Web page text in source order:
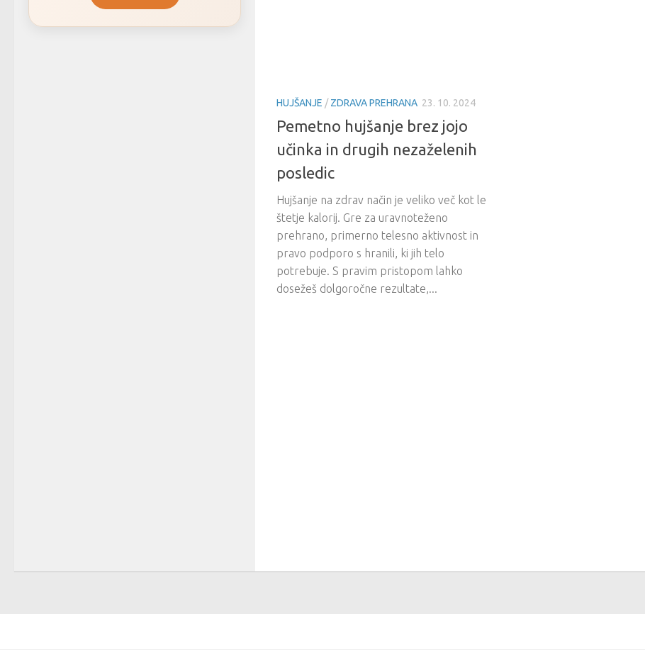
HUJŠANJE /ZDRAVA PREHRANA 23. 10. 2024
Pemetno hujšanje brez jojo
učinka in drugih nezaželenih
posledic
Hujšanje na zdrav način je veliko več kot le
štetje kalorij. Gre za uravnoteženo
prehrano, primerno telesno aktivnost in
pravo podporo s hranili, ki jih telo
potrebuje. S pravim pristopom lahko
dosežeš dolgoročne rezultate,...